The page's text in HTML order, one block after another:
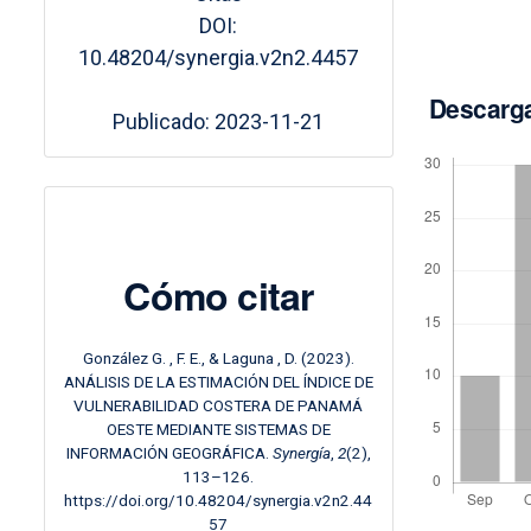
DOI:
10.48204/synergia.v2n2.4457
Publicado: 2023-11-21
Cómo citar
González G. , F. E., & Laguna , D. (2023).
ANÁLISIS DE LA ESTIMACIÓN DEL ÍNDICE DE
VULNERABILIDAD COSTERA DE PANAMÁ
OESTE MEDIANTE SISTEMAS DE
INFORMACIÓN GEOGRÁFICA. Synergía, 2(2),
113–126.
https://doi.org/10.48204/synergia.v2n2.44
57